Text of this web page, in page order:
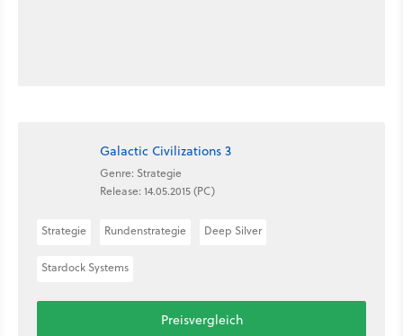
Galactic Civilizations 3
Genre: Strategie
Release: 14.05.2015 (PC)
Strategie Rundenstrategie Deep Silver
Stardock Systems
Preisvergleich